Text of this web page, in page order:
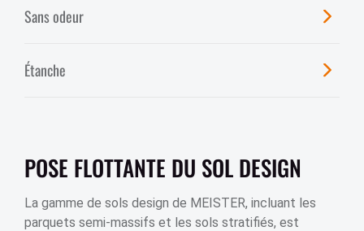
Sans odeur
Étanche
POSE FLOTTANTE DU SOL DESIGN
La gamme de sols design de MEISTER, incluant les
parquets semi-massifs et les sols stratifiés, est